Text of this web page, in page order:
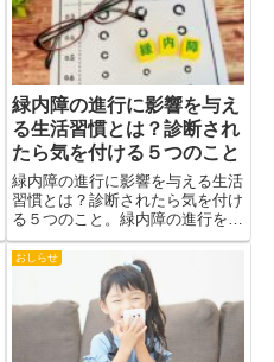
緑内障の進行に影響を与え
る生活習慣とは？診断され
たら気を付ける５つのこと
緑内障の進行に影響を与える生活
習慣とは？診断されたら気を付け
る５つのこと。緑内障の進行を防
ぐために重要な生活習慣を解説。
運動・食事・睡眠・ストレス管理
が視神経の健康にどう影響するの
か？睡眠時無呼吸症候群との関係
も詳しく紹介。目を守るための実
践的な対策を知りましょう！
おしらせ